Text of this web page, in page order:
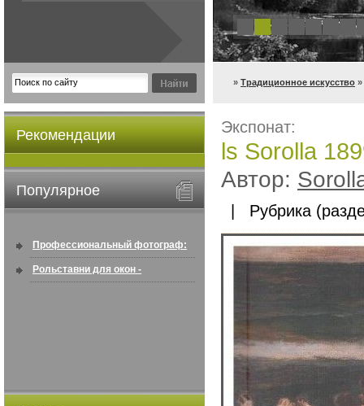
» Традиционное искусство
Рекомендации
Популярное
Профессиональный фотограф:
искусство создавать снимки, ...
Рольставни для окон -
Экспонат:
ls Sorolla
Автор:
| Рубрика